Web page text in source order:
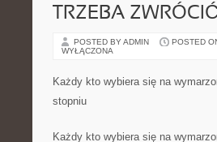
TRZEBA
POSTED BY ADMIN POSTED
WYŁĄCZONA
Każdy kto wybiera się na
stopniu
Każdy kto wybiera się na